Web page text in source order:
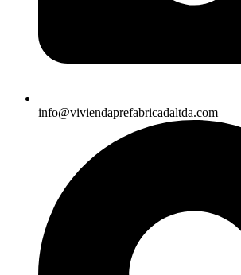
info@viviendaprefabricadaltda.com